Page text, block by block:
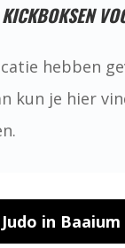
hebben
kun je hier
Judo in Baaium